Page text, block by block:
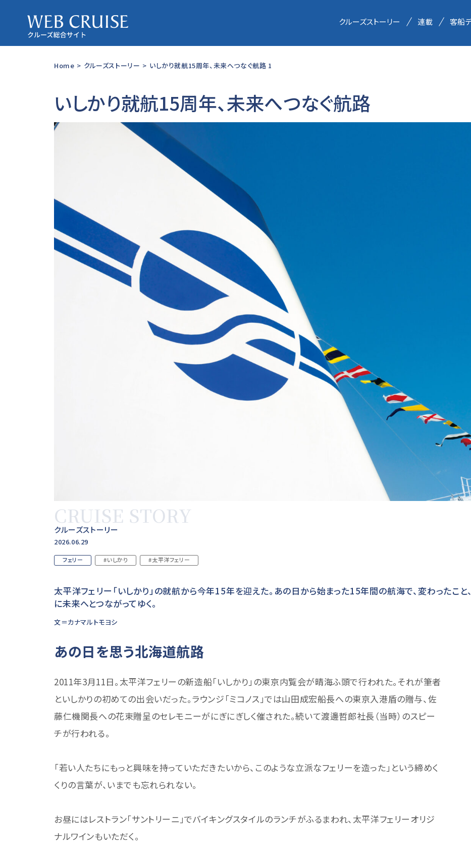
クルーズストーリー 連載 客船
Home > クルーズストーリー > いしかり就航15周年、未来へつなぐ航路 1
いしかり就航15周年、未来へつなぐ航路
CRUISE STORY
クルーズストーリー
2026.06.29
フェリー #いしかり #太平洋フェリー
太平洋フェリー「いしかり」の就航から今年15年を迎えた。あの日から始まった15年間の航海で、変わったこと
に未来へとつながってゆく。
文＝カナマルトモヨシ
あの日を思う北海道航路
2011年3月11日。太平洋フェリーの新造船「いしかり」の東京内覧会が晴海ふ頭で行われた。それが筆者
といしかりの初めての出会いだった。ラウンジ「ミコノス」では山田成宏船長への東京入港盾の贈与、佐
藤仁機関長への花束贈呈のセレモニーがにぎにぎしく催された。続いて渡邊哲郎社長（当時）のスピー
チが行われる。
「若い人たちにもっと興味を持っていただきたいから、このような立派なフェリーを造った」という締めく
くりの言葉が、いまでも忘れられない。
お昼にはレストラン「サントリーニ」でバイキングスタイルのランチがふるまわれ、太平洋フェリーオリジ
ナルワインもいただく。